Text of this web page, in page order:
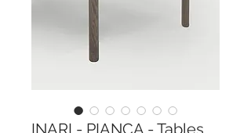
INARI - PIANCA - Tables